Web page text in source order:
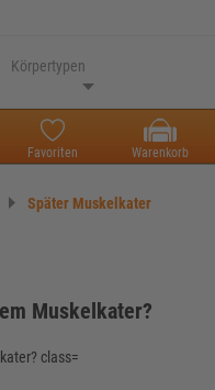
Körpertypen
Favoriten Warenkorb
Später Muskelkater
Muskelkater?